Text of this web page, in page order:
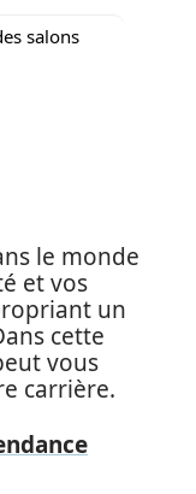
salons
le monde
et vos
un
cette
vous
carrière.